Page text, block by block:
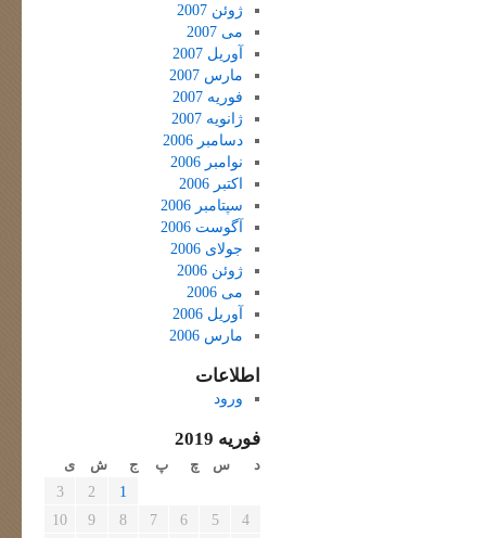
ژوئن 2007
می 2007
آوریل 2007
مارس 2007
فوریه 2007
ژانویه 2007
دسامبر 2006
نوامبر 2006
اکتبر 2006
سپتامبر 2006
آگوست 2006
جولای 2006
ژوئن 2006
می 2006
آوریل 2006
مارس 2006
اطلاعات
ورود
فوریه 2019
د س چ پ ج ش ی
1
2
3
4
5
6
7
8
9
10